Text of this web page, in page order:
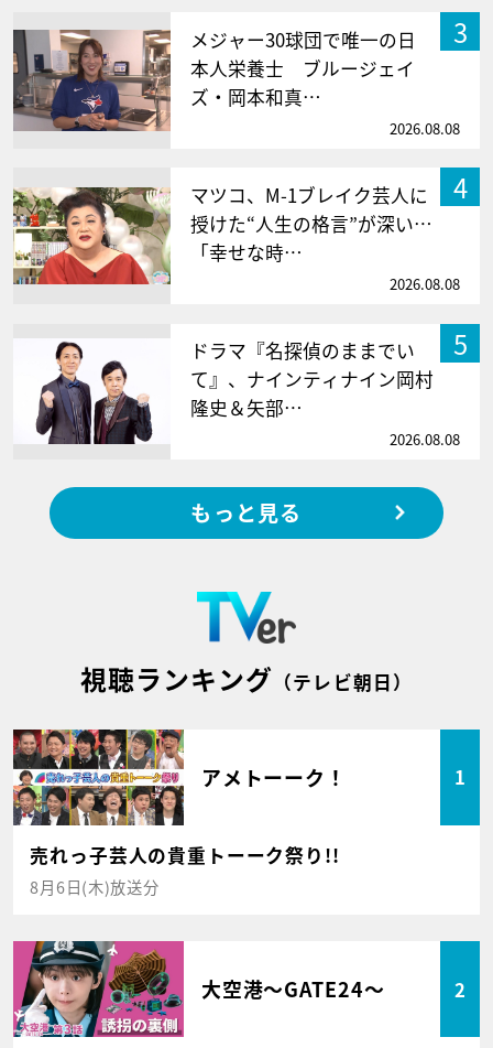
3
メジャー30球団で唯一の日
本人栄養士 ブルージェイ
ズ・岡本和真…
2026.08.08
4
マツコ、M-1ブレイク芸人に
授けた“人生の格言”が深い…
「幸せな時…
2026.08.08
5
ドラマ『名探偵のままでい
て』、ナインティナイン岡村
隆史＆矢部…
2026.08.08
もっと見る
視聴ランキング （テレビ朝日）
アメトーーク！ 1
売れっ子芸人の貴重トーーク祭り!!
8月6日(木)放送分
大空港～GATE24～ 2